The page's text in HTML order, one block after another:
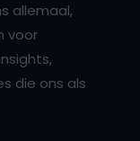
allemaal,
voor
die ons als